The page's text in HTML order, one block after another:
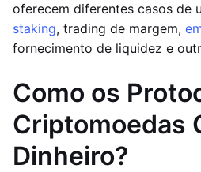
oferecem diferentes casos de
staking, trading de margem,
fornecimento de liquidez e
Como os
Criptomoedas
Dinheiro?